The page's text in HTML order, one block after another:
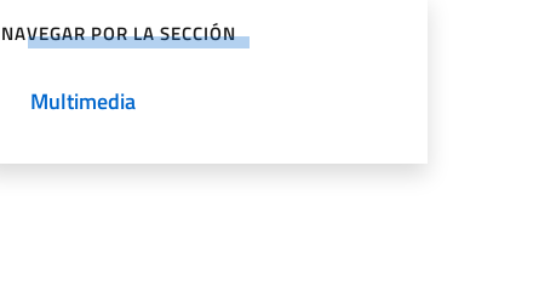
NAVEGAR POR LA SECCIÓN
Multimedia